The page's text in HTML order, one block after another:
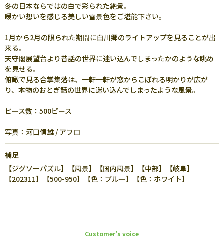
冬の日本ならではの白で彩られた絶景。
暖かい想いを感じる美しい雪景色をご堪能下さい。
1月から2月の限られた期間に白川郷のライトアップを見ることが出
来る。
天守閣展望台より昔話の世界に迷い込んでしまったかのような眺め
を見せる。
俯瞰で見る合掌集落は、一軒一軒が窓からこぼれる明かりが広が
り、本物のおとぎ話の世界に迷い込んでしまったような風景。
ピース数：500ピース
写真：河口信雄 / アフロ
補足
【ジグソーパズル】【風景】【国内風景】【中部】【岐阜】
【202311】【500-950】【色：ブルー】【色：ホワイト】
Customer’s voice